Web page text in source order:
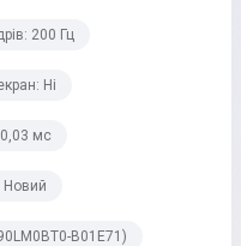
200 Гц
Ні
0,03 мс
Новий
B01E71)